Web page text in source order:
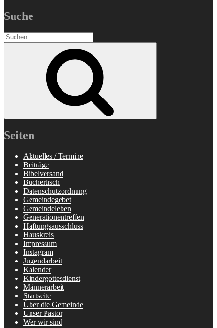
Suche
Suchen
nach:
Seiten
Aktuelles / Termine
Beiträge
Bibelversand
Büchertisch
Datenschutzordnung
Gemeindegebet
Gemeindeleben
Generationentreffen
Haftungsausschluss
Hauskreis
Impressum
Instagram
Jugendarbeit
Kalender
Kindergottesdienst
Männerarbeit
Startseite
Über die Gemeinde
Unser Pastor
Wer wir sind